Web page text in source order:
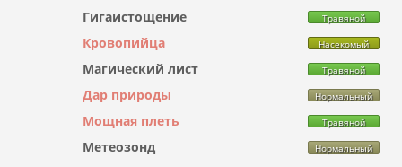
Гигаистощение Травяной
Кровопийца Насекомый
Магический лист Травяной
Дар природы Нормальный
Мощная плеть Травяной
Метеозонд Нормальный